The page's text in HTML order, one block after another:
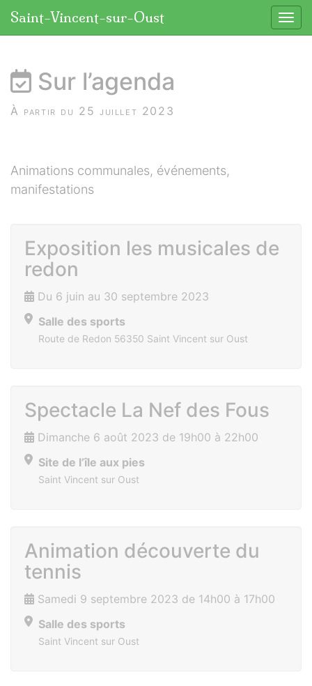
Saint-Vincent-sur-Oust
Sur l’agenda
À partir du 25 juillet 2023
Animations communales, événements,
manifestations
Exposition les musicales de
redon
Du 6 juin au 30 septembre 2023
Salle des sports
Route de Redon 56350 Saint Vincent sur Oust
Spectacle La Nef des Fous
Dimanche 6 août 2023 de 19h00 à 22h00
Site de l’île aux pies
Saint Vincent sur Oust
Animation découverte du
tennis
Samedi 9 septembre 2023 de 14h00 à 17h00
Salle des sports
Saint Vincent sur Oust
Panneau de gestion des cookies